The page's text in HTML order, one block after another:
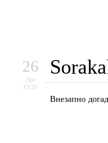
26
Apr
15:31
Внезапно